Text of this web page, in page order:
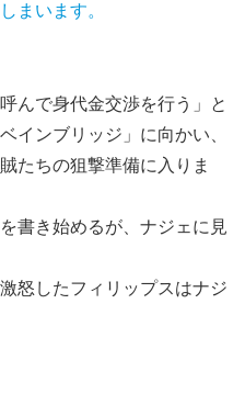
まいます。
んで身代金交渉を行う」と
インブリッジ」に向かい、
たちの狙撃準備に入りま
書き始めるが、ナジェに見
怒したフィリップスはナジ